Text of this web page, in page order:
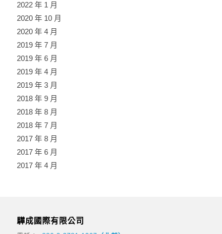
2022 年 1 月
2020 年 10 月
2020 年 4 月
2019 年 7 月
2019 年 6 月
2019 年 4 月
2019 年 3 月
2018 年 9 月
2018 年 8 月
2018 年 7 月
2017 年 8 月
2017 年 6 月
2017 年 4 月
驊成國際有限公司